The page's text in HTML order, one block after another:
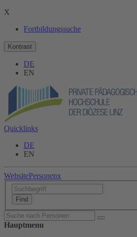
X
Fortbildungssuche
Kontrast
DE
EN
Quicklinks
DE
EN
WebsitePersonenx
Hauptmenu